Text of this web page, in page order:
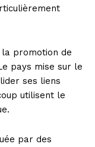
promotion de
pays mise sur le
ses liens
utilisent le
par des